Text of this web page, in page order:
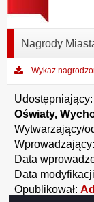
Nagrody
Wykaz
Udostępniający:
Oświaty,
Wytwarzający/
Wprowadzający:
Data
Data
Opublikował: